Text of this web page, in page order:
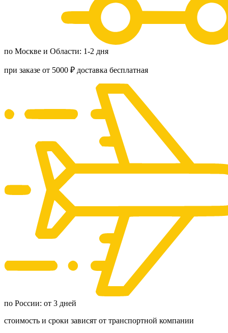
по Москве и Области: 1-2 дня
при заказе от 5000 ₽ доставка бесплатная
по России: от 3 дней
стоимость и сроки зависят от транспортной компании